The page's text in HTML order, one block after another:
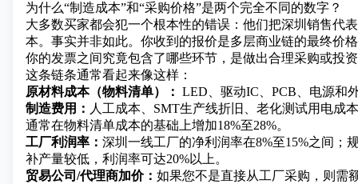
为什么“制造成本”和“采购价格”是两个完全不同的数字？
大多数买家都会犯一个根本性的错误：他们把深圳销售代
本。事实并非如此。你收到的报价是多层商业链的最终
你的发票之间究竟包含了哪些环节，是做出合理采购或投
这条链条通常看起来像这样：
原材料成本（物料清单）： LED、驱动IC、PCB、电源和
制造费用： 人工成本、SMT生产线折旧、老化测试用电
通常在物料清单成本的基础上增加18%至28%。
工厂利润率： 深圳一线工厂的净利润率在8%至15%之间；
补产量较低，利润率可达20%以上。
贸易公司/代理商加价： 如果您不是直接从工厂采购，则需